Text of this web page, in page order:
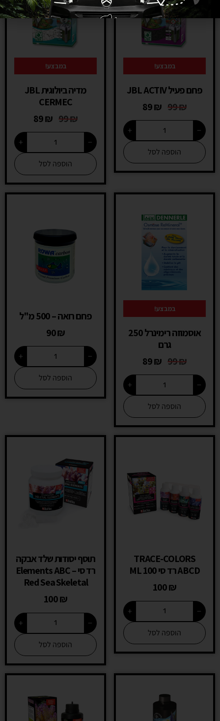
במבצע!
פחם פעיל JBL ACTIV
99₪
89₪
−
+
הוספה לסל
במבצע!
מדיה ביולוגית JBL
CERMEC
99₪
89₪
−
+
הוספה לסל
במבצע!
אוסמוזה רימינרל 250
גרם
99₪
89₪
−
+
הוספה לסל
פחם רואה – 500 מ"ל
90₪
−
+
הוספה לסל
TRACE-COLORS
ABCD רד סי 100 ML
100₪
−
+
הוספה לסל
תוסף יסודות שלד אבקה
רד סי – Elements ABC
Red Sea Skeletal
100₪
−
+
הוספה לסל